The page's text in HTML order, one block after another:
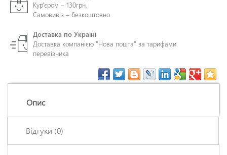
Кур'єром – 130грн.
Самовивіз – безкоштовно
Доставка по Україні
Доставка компанією "Нова пошта" за тарифами
перевізника
Опис
Відгуки (0)